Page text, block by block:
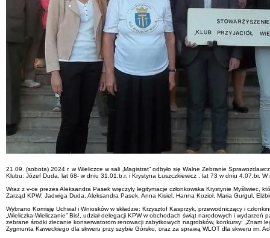
21.09. (sobota) 2024 r. w Wieliczce w sali „Magistrat” odbyło się Walne Zebranie
Klubu: Józef Duda, lat 68- w dniu 31.01.b.r. i Krystyna Łuszczkiewicz , lat 73 w dniu 4.07.br.
Wraz z v-ce prezes Aleksandra Pasek wręczyły legitymacje członkowska Krystynie Myśliwiec,
Zarząd KPW: Jadwiga Duda, Aleksandra Pasek, Anna Kisiel, Hanna Kozioł, Maria Gurgul,
Wybrano Komisję Uchwał i Wniosków w składzie: Krzysztof Kasprzyk, przewodniczący i
„Wieliczka-Wieliczanie” Bis!, udział delegacji KPW w obchodach świąt narodowych i
zebrane środki zlecanie konserwatorom renowacji zabytkowych nagrobków, konkursy: „Znam
Zygmunta Kaweckiego dla skweru przy szybie Górsko, oraz za sprawą WLOT dla skweru im.